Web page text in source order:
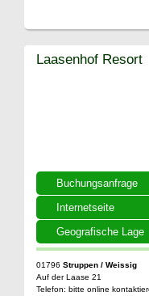
Buchungsanfrage
Internetseite
Geografische Lage
Laasenhof Resort
01796 Struppen / Weissig
Auf der Laase 21
Telefon: bitte online